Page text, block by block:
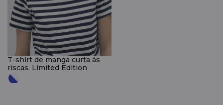
T-shirt de manga curta às
riscas. Limited Edition